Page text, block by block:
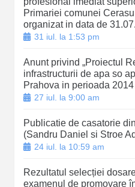
Primariei comunei
organizat in data de
31 iul. la 1:53 pm
Anunt privind „Proiectul
infrastructurii de apa so
Prahova in perioada 2014
27 iul. la 9:00 am
Publicatie de casatorie
(Sandru Daniel si Stroe
24 iul. la 10:59 am
Rezultatul selecției
examenul de promovare